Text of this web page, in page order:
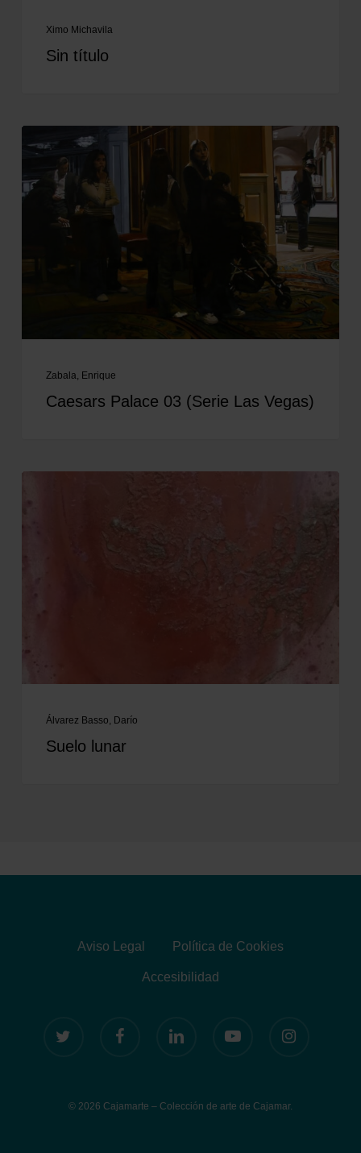
Ximo Michavila
Sin título
Zabala, Enrique
Caesars Palace 03 (Serie Las Vegas)
Álvarez Basso, Darío
Suelo lunar
Aviso Legal Política de Cookies
Accesibilidad
© 2026 Cajamarte – Colección de arte de Cajamar.